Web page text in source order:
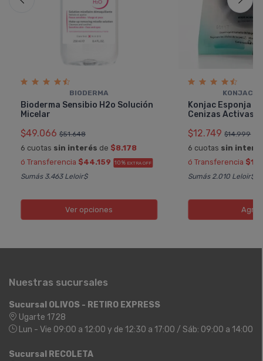
BIODERMA
Bioderma Sensibio H2o Solución
Micelar
$49.066 $51.648
6 cuotas sin interés de $8.178
ó Transferencia $44.159 10% EXTRA OFF
Sumás 3.463 Leloir$
Ver opciones
KONJAC
Konjac Esponja
Cenizas Activas
$12.749 $14.999
6 cuotas sin
ó Transferencia
Sumás 2.010 Leloir$
Nuestras sucursales
Sucursal OLIVOS - RETIRO EXPRESS
Ugarte 1728
Lun - Vie 09:00 a 12:00 y de 12:30 a 17:00 / Sáb: 09:00 a 14:00
Sucursal RECOLETA